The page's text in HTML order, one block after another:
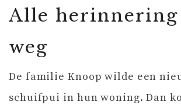
Alle herinnering
weg
De familie Knoop wilde een
schuifpui in hun woning. Dan